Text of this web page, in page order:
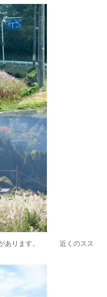
があります。 近くのスス